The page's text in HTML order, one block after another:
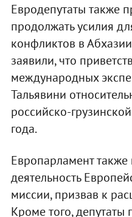
Евродепутаты также
продолжать усилия
конфликтов в
заявили, что
международных
Тальявини
российско-
года.
Европарламент
деятельность
миссии, призвав к
Кроме того, депутаты